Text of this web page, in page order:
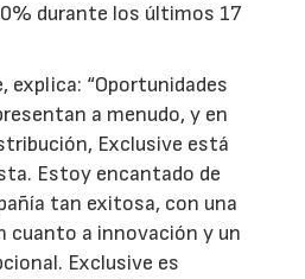
durante los últimos 17
explica: “Oportunidades
a menudo, y en
Exclusive está
Estoy encantado de
tan exitosa, con una
cuanto a innovación y un
Exclusive es